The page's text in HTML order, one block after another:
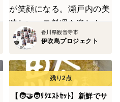
戸内の美味しいハモ料理を楽
しもう！
香川県観音寺市
伊吹島プロジェクト
【🧑‍🤝‍🧑ﾘｸｴｽﾄｾｯﾄ】新鮮でサ